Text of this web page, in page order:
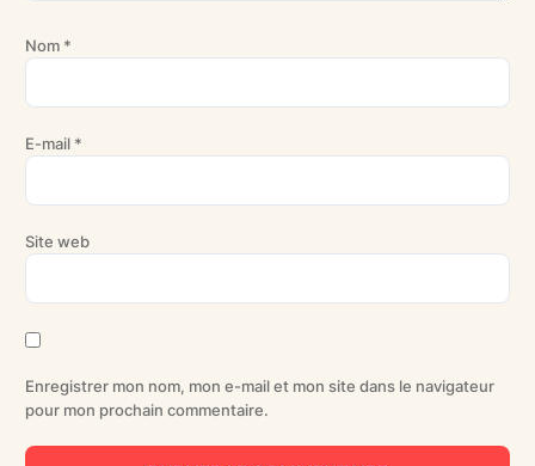
Nom *
E-mail *
Site web
Enregistrer mon nom, mon e-mail et mon site dans le navigateur
pour mon prochain commentaire.